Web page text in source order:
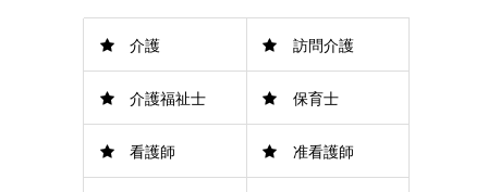
介護 訪問介護
介護福祉士 保育士
看護師 准看護師